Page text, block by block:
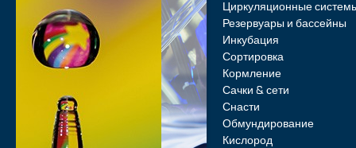
Циркуляционные
Резервуары и бассейны
Инкубация
Сортировка
Кормление
Сачки & сети
Снасти
Обмундирование
Кислород